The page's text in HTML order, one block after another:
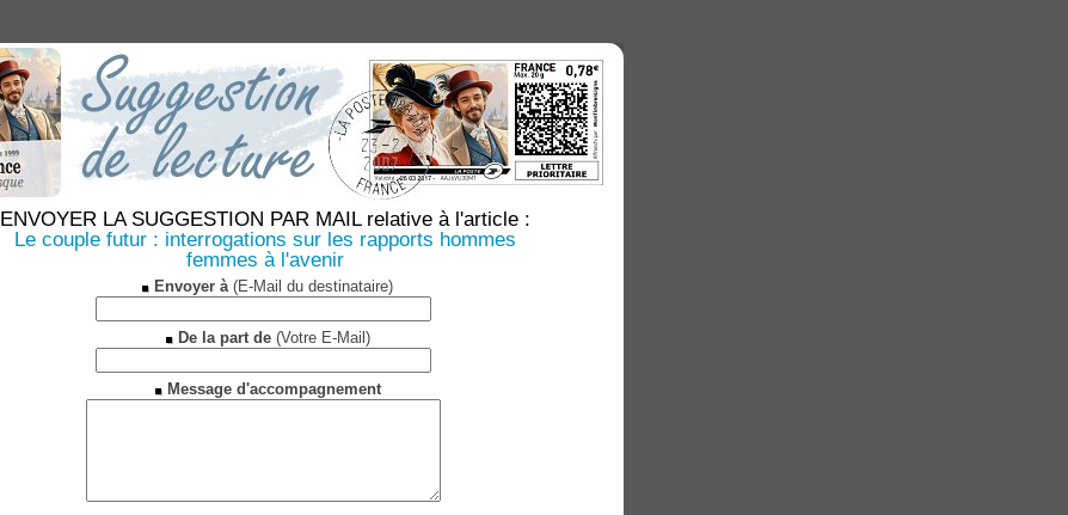
ENVOYER LA SUGGESTION PAR MAIL relative à l'article :
Le couple futur : interrogations sur les rapports hommes
femmes à l'avenir
Envoyer à(E-Mail du destinataire)
De la part de(Votre E-Mail)
Message d'accompagnement